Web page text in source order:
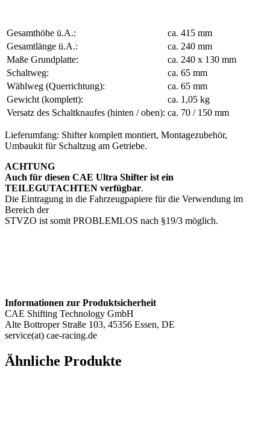
Gesamthöhe ü.A.:
ca. 415 mm
Gesamtlänge ü.A.:
ca. 240 mm
Maße Grundplatte:
ca. 240 x 130 mm
Schaltweg:
ca. 65 mm
Wählweg (Querrichtung):
ca. 65 mm
Gewicht (komplett):
ca. 1,05 kg
Versatz des Schaltknaufes (hinten / oben): ca. 70 / 150 mm
Lieferumfang: Shifter komplett montiert, Montagezubehör,
Umbaukit für Schaltzug am Getriebe.
ACHTUNG
Auch für diesen CAE Ultra Shifter ist ein
TEILEGUTACHTEN verfügbar.
Die Eintragung in die Fahrzeugpapiere für die Verwendung im
Bereich der
STVZO ist somit PROBLEMLOS nach §19/3 möglich.
Informationen zur Produktsicherheit
CAE Shifting Technology GmbH
Alte Bottroper Straße 103, 45356 Essen, DE
service(at) cae-racing.de
Ähnliche Produkte